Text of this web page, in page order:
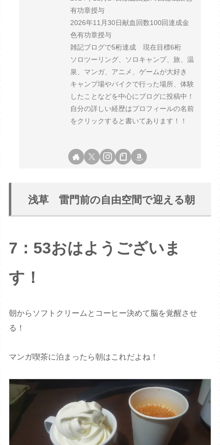
有功章授与
2026年11月30日献血回数100回達成金
色有功章授与
雑記ブログで5桁達成 現在目標6桁
ソロツーリング、ソロキャンプ、旅、温
泉、マンガ、アニメ、ゲームが大好き
キャンプ場やバイクで行った場所、体験
したことなどを中心にブログに投稿中！
自分の詳しい経歴はプロフィールの名前
をクリックすると書いてあります！！
浅草 雷門前の自由空間で迎える朝
7：53おはようございま
す！
朝からソフトクリームとコーヒー決めて脳を覚醒させ
る！
マンガ喫茶に泊まったら朝はこれだよね！